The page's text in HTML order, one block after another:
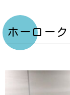
ホーロー